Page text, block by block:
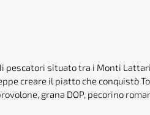
pescatori situato tra i Monti
creare il piatto che
grana DOP, pecorino